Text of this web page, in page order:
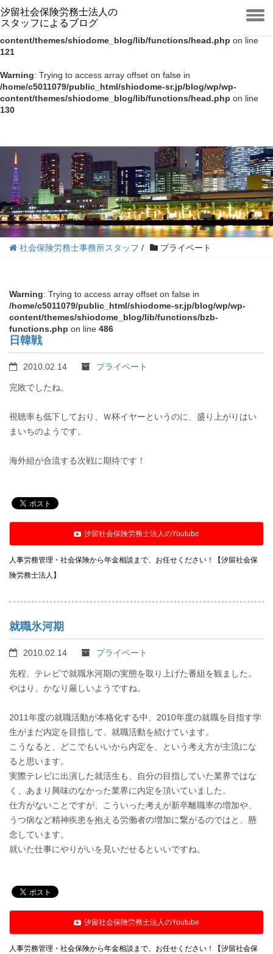
Warning: Trying to access array offset on false in
/home/c5011079/public_html/shiodome-sr.jp/blog/wp/wp-
content/themes/shiodome_blog/lib/functions/head.php on line
121
Warning: Trying to access array offset on false in
/home/c5011079/public_html/shiodome-sr.jp/blog/wp/wp-
content/themes/shiodome_blog/lib/functions/head.php on line
130
toggle
menu
汐留社会保険労務士法人の
スタッフによるブログ
社会保険労務士事務所スタッフ / プライベート
Warning: Trying to access array offset on false in
/home/c5011079/public_html/shiodome-sr.jp/blog/wp/wp-
content/themes/shiodome_blog/lib/functions/bzb-
functions.php on line 486
日韓戦
2010.02.14 プライベート
完敗でしたね。
視聴率も低下しており、Ｗ杯イヤーというのに、盛り上がりはい
まいちのようです。
海外組が合流する次戦に期待です！
汐留社会保険労務士法人のYoutube
人事労務管理・社会保険から年金相談まで、お任せください！【汐留社会保
険労務士法人】
就職氷河期
2010.02.14 プライベート
先程、テレビで就職氷河期の実態を取り上げた番組を観ました。
やはり、かなり厳しいようですね。
2011年度の就職活動が本格化する中、2010年度の就職を目指す学
生がまだ内定を目指して、就職活動を続けています。
こうなると、どこでもいいから内定を、という考え方が主流にな
ると思います。
実際テレビに出演した就活生も、自分の目指していた業界ではな
く、あまり興味のなかった業界に内定を頂いていました。
仕方がないことですが、こういった考えが新卒離職率の増加や、
うつ病など精神疾患を抱える労働者の増加に繋がるのではと、懸
念しています。
就いた仕事にやりがいを見いだせるといいですね。
汐留社会保険労務士法人のYoutube
人事労務管理・社会保険から年金相談まで、お任せください！【汐留社会保